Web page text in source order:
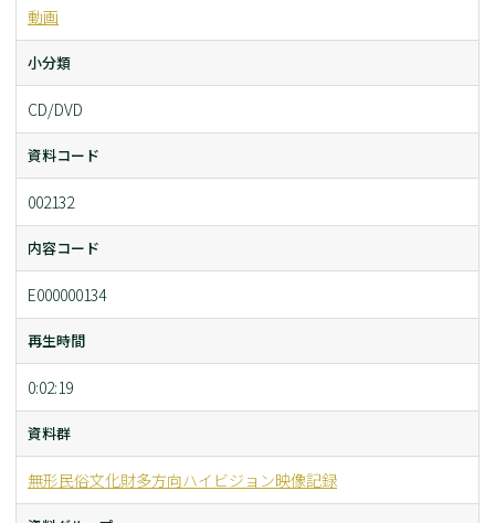
動画
小分類
CD/DVD
資料コード
002132
内容コード
E000000134
再生時間
0:02:19
資料群
無形民俗文化財多方向ハイビジョン映像記録